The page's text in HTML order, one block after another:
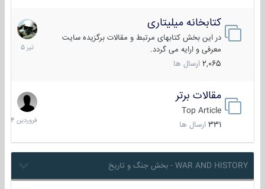
کتابخانه میلیتاری
در این بخش کتابهای مرتبط و مقالات برگزیده سایت
معرفی و ارایه می گردد.
2,065 ارسال ها
16
تیر
1405
مقالات برتر
Top Article
331 ارسال ها
29
فروردین
1404
WAR AND HISTORY - بخش جنگ و تاریخ